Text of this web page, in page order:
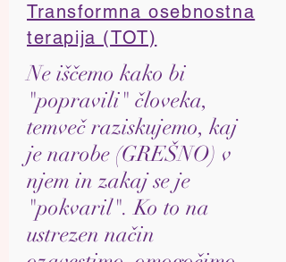
Transformna osebnostna
terapija (TOT)
Ne iščemo kako bi
"popravili" človeka,
temveč raziskujemo, kaj
je narobe (GREŠNO) v
njem in zakaj se je
"pokvaril". Ko to na
ustrezen način